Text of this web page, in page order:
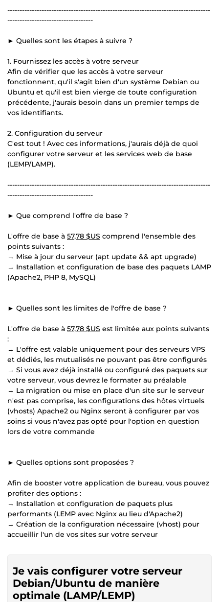
-----------------------------------------------------------------------------------
-----------------------------------
► Quelles sont les étapes à suivre ?
1. Fournissez les accès à votre serveur
Afin de vérifier que les accès à votre serveur
fonctionnent, qu'il s'agit bien d'un système Debian ou
Ubuntu et qu'il est bien vierge de toute configuration
précédente, j'aurais besoin dans un premier temps de
vos identifiants.
2. Configuration du serveur
C'est tout ! Avec ces informations, j'aurais déjà de quoi
configurer votre serveur et les services web de base
(LEMP/LAMP).
-----------------------------------------------------------------------------------
-----------------------------------
► Que comprend l'offre de base ?
L'offre de base à 57,78 $US comprend l'ensemble des
points suivants :
→ Mise à jour du serveur (apt update && apt upgrade)
→ Installation et configuration de base des paquets LAMP
(Apache2, PHP 8, MySQL)
► Quelles sont les limites de l'offre de base ?
L'offre de base à 57,78 $US est limitée aux points suivants
:
→ L'offre est valable uniquement pour des serveurs VPS
et dédiés, les mutualisés ne pouvant pas être configurés
→ Si vous avez déjà installé ou configuré des paquets sur
votre serveur, vous devrez le formater au préalable
→ La migration ou mise en place d'un site sur le serveur
n'est pas comprise, les configurations des hôtes virtuels
(vhosts) Apache2 ou Nginx seront à configurer par vos
soins si vous n'avez pas opté pour l'option en question
lors de votre commande
► Quelles options sont proposées ?
Afin de booster votre application de bureau, vous pouvez
profiter des options :
→ Installation et configuration de paquets plus
performants (LEMP avec Nginx au lieu d'Apache2)
→ Création de la configuration nécessaire (vhost) pour
accueillir l'un de vos sites sur votre serveur
Je vais configurer votre serveur
Debian/Ubuntu de manière
optimale (LAMP/LEMP)